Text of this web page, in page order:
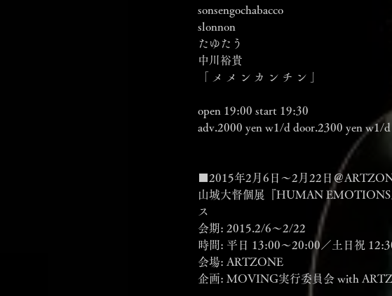
sonsengochabacco
slonnon
たゆたう
中川裕貴
「 メ メ ン カ ン チ ン 」
open 19:00 start 19:30
adv.2000 yen w1/d door.2300 yen w1/d
■2015年2月6日～2月22日＠
山城大督個展『HUMAN EMOTIONS
ス
会期: 2015.2/6～2/22
時間: 平日 13:00〜20:00／土日祝
会場: ARTZONE
企画: MOVING実行委員会 with